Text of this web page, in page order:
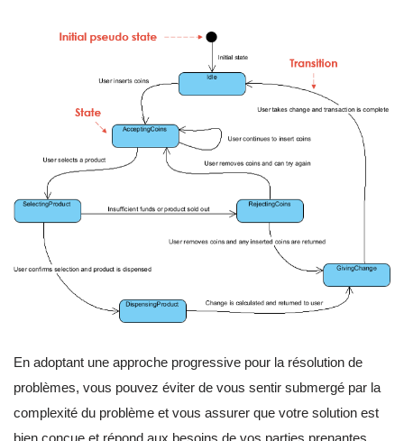
En adoptant une approche progressive pour la résolution de
problèmes, vous pouvez éviter de vous sentir submergé par la
complexité du problème et vous assurer que votre solution est